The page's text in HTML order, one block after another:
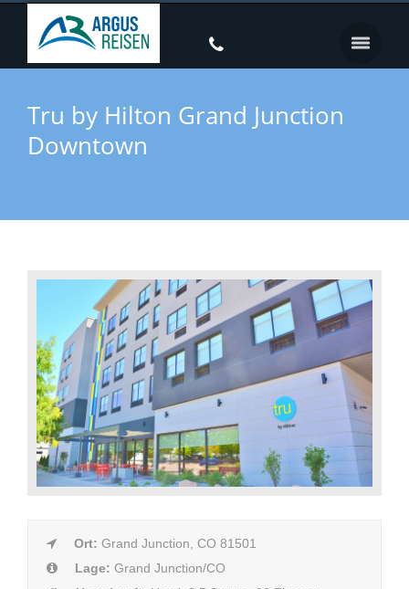
Tru by Hilton Grand Junction
Downtown
Ort: Grand Junction, CO 81501
Lage: Grand Junction/CO